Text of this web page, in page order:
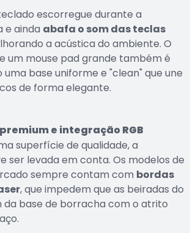
escorregue durante a
e ainda abafa o som das teclas
a acústica do ambiente. O
um mouse pad grande também é
uma base uniforme e "clean" que une
de forma elegante.
e integração RGB
superfície de qualidade, a
ser levada em conta. Os modelos de
sempre contam com bordas
, que impedem que as beiradas do
da base de borracha com o atrito